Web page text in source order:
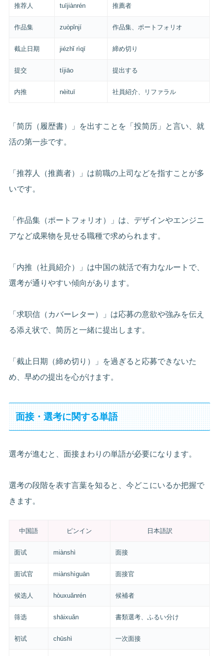
推荐人 tuījiànrén 推薦者
作品集 zuòpǐnjí 作品集、ポートフォリオ
截止日期 jiézhǐ rìqī 締め切り
提交 tíjiāo 提出する
内推 nèituī 社員紹介、リファラル
「简历（履歴書）」を出すことを「投简历」と言い、就
活の第一歩です。
「推荐人（推薦者）」は前職の上司などを指すことが多
いです。
「作品集（ポートフォリオ）」は、デザインやエンジニ
アなど成果物を見せる職種で求められます。
「内推（社員紹介）」は中国の就活で有力なルートで、
選考が通りやすい傾向があります。
「求职信（カバーレター）」は応募の意欲や強みを伝え
る添え状で、简历と一緒に提出します。
「截止日期（締め切り）」を過ぎると応募できないた
め、早めの提出を心がけます。
面接・選考に関する単語
選考が進むと、面接まわりの単語が必要になります。
選考の段階を表す言葉を知ると、今どこにいるか把握で
きます。
中国語 ピンイン 日本語訳
面试 miànshì 面接
面试官 miànshìguān 面接官
候选人 hòuxuǎnrén 候補者
筛选 shāixuǎn 書類選考、ふるい分け
初试 chūshì 一次面接